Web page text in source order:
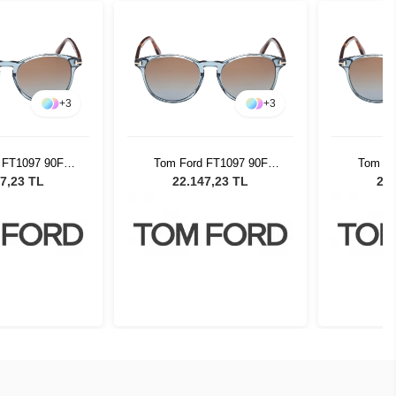
+3
90F
Gözlüğü
TL
+3
Tom Ford FT1097 90F
Unisex Güneş Gözlüğü
22.147,23 TL
Tom